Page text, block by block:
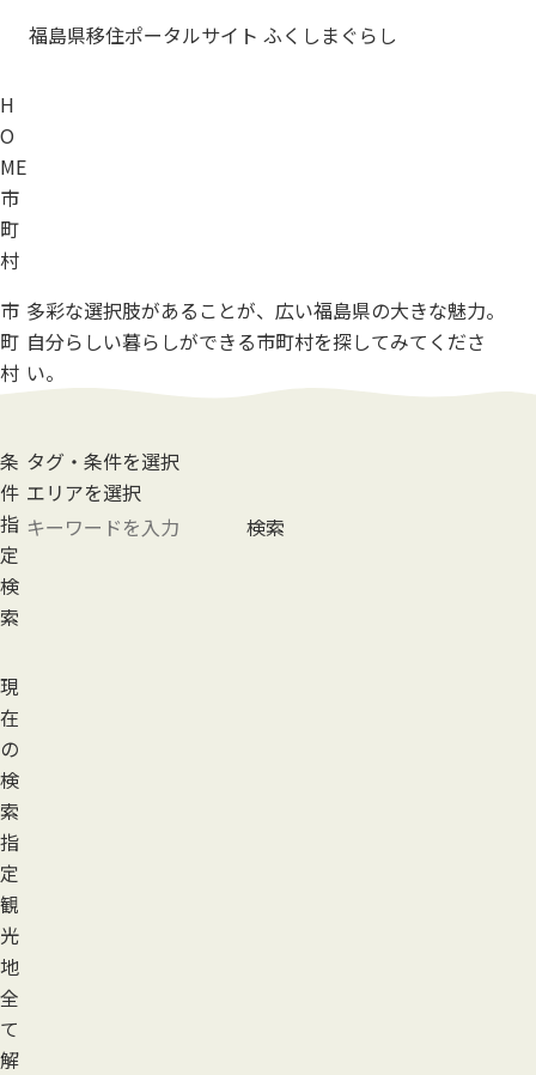
福島県移住ポータルサイト ふくしまぐらし
H
O
ME
市
町
村
市
町
村
多彩な選択肢があることが、広い福島県の大きな魅力。
自分らしい暮らしができる市町村を探してみてくださ
い。
条
件
指
定
検
索
タグ・条件を選択
エリアを選択
検索
現
在
の
検
索
指
定
観
光
地
全
て
解